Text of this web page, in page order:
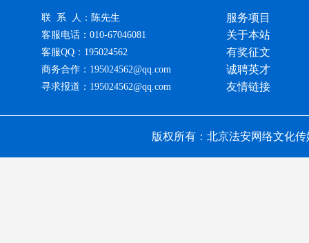
联 系 人：陈先生
客服电话：010-67046081
客服QQ：195024562
商务合作：195024562@qq.com
寻求报道：195024562@qq.com
服务项目
关于本站
有奖征文
诚聘英才
友情链接
版权所有：北京法安网络文化